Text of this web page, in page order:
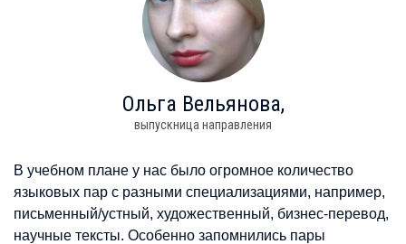
Ольга Вельянова,
выпускница направления
В учебном плане у нас было огромное количество
языковых пар с разными специализациями, например,
письменный/устный, художественный, бизнес-перевод,
научные тексты. Особенно запомнились пары